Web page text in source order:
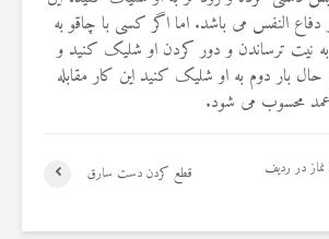
دفاع النفس می باشد. اما اگر کسی با چاقو به
به نیت ترساندن و دور کردن او شلیک کنید و
حال بار دوم به او شلیک کنید این کار مقابله
عمد محسوب می شود.
قطع کردن دست سارق در ردیف